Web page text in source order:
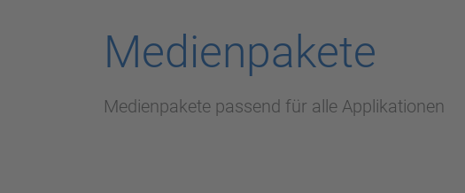
Medienpakete
Medienpakete passend für alle Applikationen